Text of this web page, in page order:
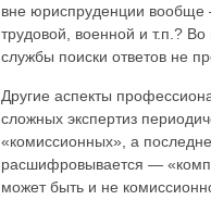
вне юриспруденции
трудовой, военной и т.п.?
службы поиски ответов не
Другие аспекты
сложных экспертиз
«комиссионных», а
расшифро­вывается —
может быть и не